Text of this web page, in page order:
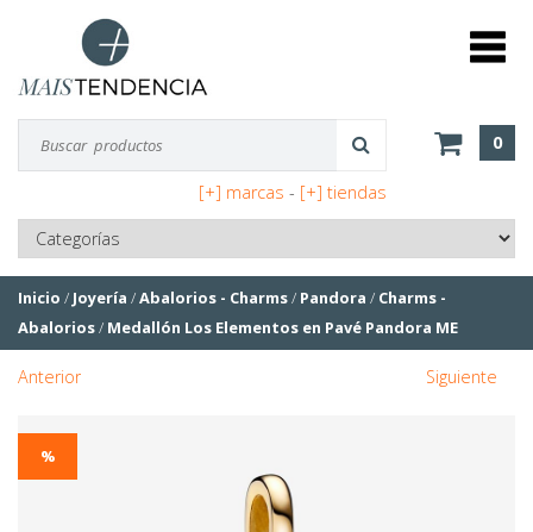
0
[+] marcas - [+] tiendas
Inicio / Joyería /Abalorios - Charms/ Pandora / Charms -
Abalorios/ Medallón Los Elementos en Pavé Pandora ME
Anterior Siguiente
%